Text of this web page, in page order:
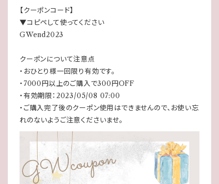
【クーポンコード】
▼コピペして使ってください
GWend2023
クーポンについて注意点
・おひとり様一回限り有効です。
・7000円以上のご購入で300円OFF
・有効期限：2023/05/08 07:00
・ご購入完了後のクーポン使用はできませんので、お使い忘
れのないようご注意くださいませ。